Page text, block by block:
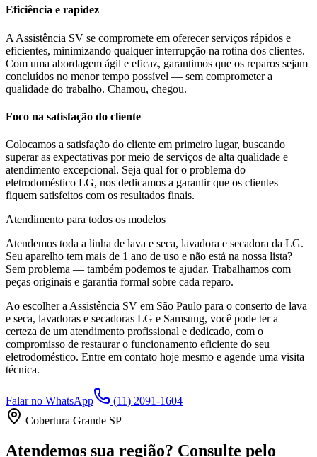
Eficiência e rapidez
A Assistência SV se compromete em oferecer serviços rápidos e
eficientes, minimizando qualquer interrupção na rotina dos clientes.
Com uma abordagem ágil e eficaz, garantimos que os reparos sejam
concluídos no menor tempo possível — sem comprometer a
qualidade do trabalho. Chamou, chegou.
Foco na satisfação do cliente
Colocamos a satisfação do cliente em primeiro lugar, buscando
superar as expectativas por meio de serviços de alta qualidade e
atendimento excepcional. Seja qual for o problema do
eletrodoméstico LG, nos dedicamos a garantir que os clientes
fiquem satisfeitos com os resultados finais.
Atendimento para todos os modelos
Atendemos toda a linha de lava e seca, lavadora e secadora da LG.
Seu aparelho tem mais de 1 ano de uso e não está na nossa lista?
Sem problema — também podemos te ajudar. Trabalhamos com
peças originais e garantia formal sobre cada reparo.
Ao escolher a Assistência SV em São Paulo para o conserto de lava
e seca, lavadoras e secadoras LG e Samsung, você pode ter a
certeza de um atendimento profissional e dedicado, com o
compromisso de restaurar o funcionamento eficiente do seu
eletrodoméstico. Entre em contato hoje mesmo e agende uma visita
técnica.
Falar no WhatsApp
(11) 2091-1604
Cobertura Grande SP
Atendemos sua região? Consulte pelo